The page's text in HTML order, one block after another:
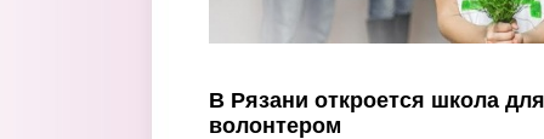
В Рязани откроется школа
волонтером